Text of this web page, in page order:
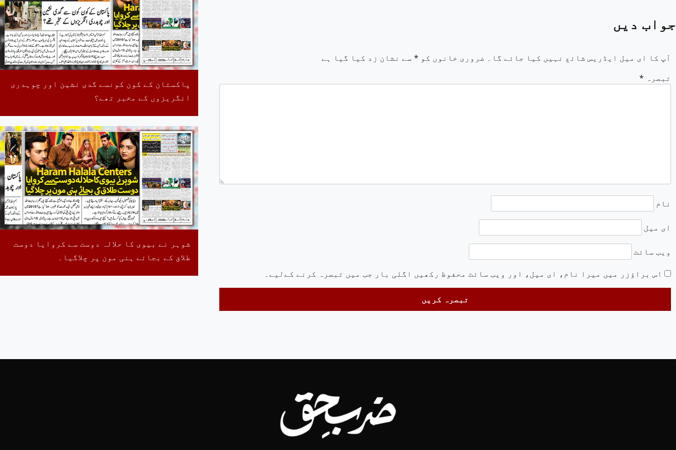
جواب دیں
آپ کا ای میل ایڈریس شائع نہیں کیا جائے گا۔ ضروری خانوں کو * سے نشان زد کیا گیا ہے
تبصرہ *
نام
ای میل
ویب‌ سائٹ
اس براؤزر میں میرا نام، ای میل، اور ویب سائٹ محفوظ رکھیں اگلی بار جب میں تبصرہ کرنے کےلیے۔
پاکستان کے کون کونسے گدی نشین اور چوہدری
انگریزوں کے مخبر تھے؟
شوہر نے بیوی کا حلالہ دوست سے کروایا دوست
طلاق کے بجائے ہنی مون پر چلاگیا۔